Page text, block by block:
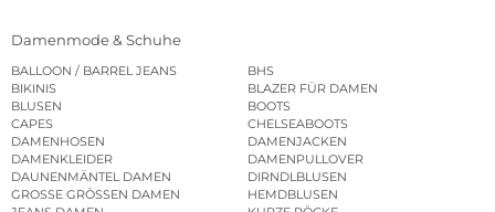
Damenmode & Schuhe
BALLOON / BARREL JEANS
BHS
BIKINIS
BLAZER FÜR DAMEN
BLUSEN
BOOTS
CAPES
CHELSEABOOTS
DAMENHOSEN
DAMENJACKEN
DAMENKLEIDER
DAMENPULLOVER
DAUNENMÄNTEL DAMEN
DIRNDLBLUSEN
GROSSE GRÖSSEN DAMEN
HEMDBLUSEN